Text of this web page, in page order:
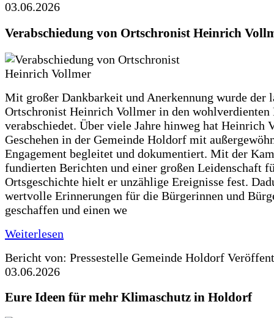
03.06.2026
Verabschiedung von Ortschronist Heinrich
Mit großer Dankbarkeit und Anerkennung wurde der
Ortschronist Heinrich Vollmer in den wohlverdienten
verabschiedet. Über viele Jahre hinweg hat Heinrich
Geschehen in der Gemeinde Holdorf mit
Engagement begleitet und dokumentiert. Mit der
fundierten Berichten und einer großen Leidenschaft
Ortsgeschichte hielt er unzählige Ereignisse fest.
wertvolle Erinnerungen für die Bürgerinnen und
geschaffen und einen we
Weiterlesen
Bericht von: Pressestelle Gemeinde Holdorf
03.06.2026
Eure Ideen für mehr Klimaschutz in Holdorf